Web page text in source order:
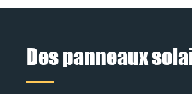
Des panneaux